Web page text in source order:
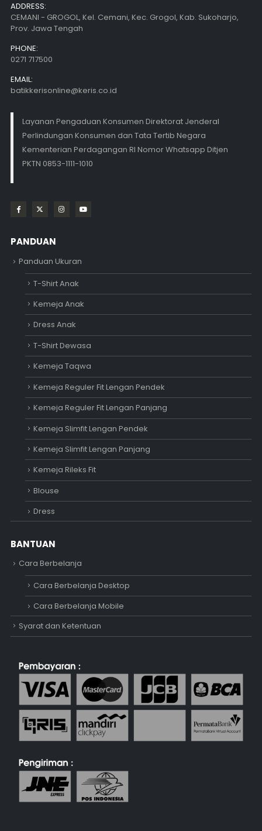
ADDRESS:
CEMANI - GROGOL, Kel. Cemani, Kec. Grogol, Kab. Sukoharjo,
Prov. Jawa Tengah
PHONE:
0271 717500
EMAIL:
batikkerisonline@keris.co.id
Layanan Pengaduan Konsumen Direktorat Jenderal
Perlindungan Konsumen dan Tata Tertib Negara
Kementerian Perdagangan RI Nomor Whatsapp Ditjen
PKTN 0853-1111-1010
PANDUAN
Panduan Ukuran
T-Shirt Anak
Kemeja Anak
Dress Anak
T-Shirt Dewasa
Kemeja Taqwa
Kemeja Reguler Fit Lengan Pendek
Kemeja Reguler Fit Lengan Panjang
Kemeja Slimfit Lengan Pendek
Kemeja Slimfit Lengan Panjang
Kemeja Rileks Fit
Blouse
Dress
BANTUAN
Cara Berbelanja
Cara Berbelanja Desktop
Cara Berbelanja Mobile
Syarat dan Ketentuan